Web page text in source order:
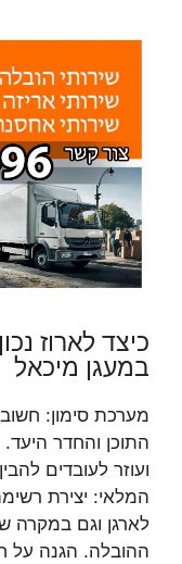
כיצד לארוז
במעגן מיכאל
מערכת סימון:
התוכן והחדר
ועוזר לעובדים
המלאי: יצירת
לארגן וגם במקרה
ההובלה. הגנה על